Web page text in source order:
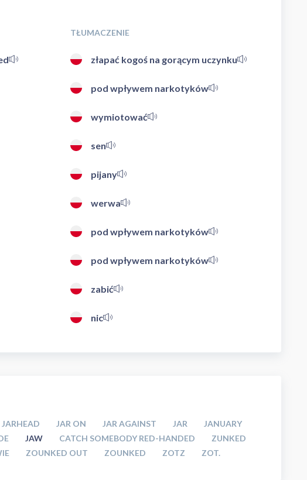
TŁUMACZENIE
złapać kogoś na gorącym uczynku
pod wpływem narkotyków
wymiotować
sen
pijany
werwa
pod wpływem narkotyków
pod wpływem narkotyków
zabić
nic
JARHEAD JAR ON JAR AGAINST JAR
JANUARY
JAW CATCH SOMEBODY RED-HANDED
ZUNKED
ZOUNKED OUT ZOUNKED ZOTZ ZOT.